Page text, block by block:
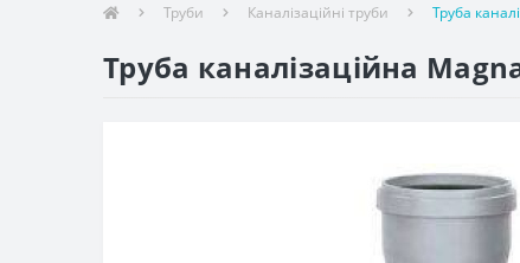
Труби Каналізаційні труби Труба
Труба каналізаційна